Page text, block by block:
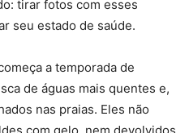
tirar fotos com esses
seu estado de saúde.
a temporada de
de águas mais quentes e,
nas praias. Eles não